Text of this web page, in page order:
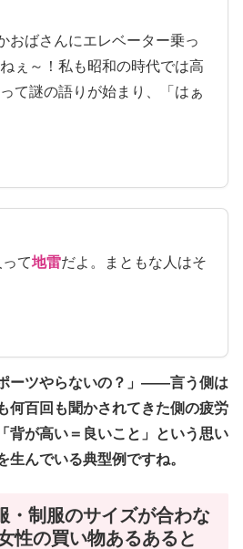
おばさんにエレベーター乗っ
ぇ～！私も昭和の時代では高
て謎の語りが始まり、「はぁ
て地雷だよ。まともな人はそ
ーツやらないの？」——言う側は
何百回も聞かされてきた側の疲労
背が高い＝良いこと」という思い
生んでいる典型例ですね。
・制服のサイズが合わな
性の買い物あるあると